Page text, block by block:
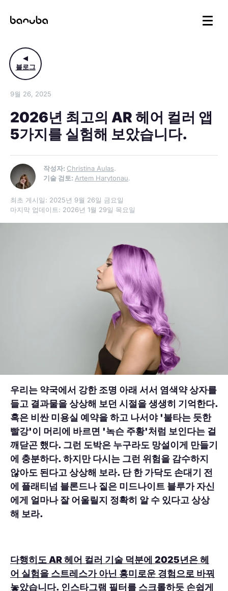
블로그
9월 26, 2025
2026년 최고의 AR 헤어 컬러 앱
5가지를 실험해 보았습니다.
우리는 약국에서 강한 조명 아래 서서 염색약 상자를
들고 결과물을 상상해 보던 시절을 생생히 기억한다.
혹은 비싼 미용실 예약을 하고 나서야 '불타는 듯한
빨강'이 머리에 바르면 '녹슨 주황'처럼 보인다는 걸
깨닫곤 했다. 그런 도박은 누구라도 망설이게 만들기
에 충분하다. 하지만 다시는 그런 위험을 감수하지
않아도 된다고 상상해 보라. 단 한 가닥도 손대기 전
에 플래티넘 블론드나 짙은 미드나이트 블루가 자신
에게 얼마나 잘 어울릴지 정확히 알 수 있다고 상상
해 보라.
다행히도 AR 헤어 컬러 기술 덕분에 2025년은 헤
어 실험을 스트레스가 아닌 흥미로운 경험으로 바꿔
놓았습니다. 인스타그램 필터를 스크롤하듯 손쉽게
작성자: Christina Aulas.
기술 검토: Artem Harytonau.
최초 게시일: 2025년 9월 26일 금요일
마지막 업데이트: 2026년 1월 29일 목요일